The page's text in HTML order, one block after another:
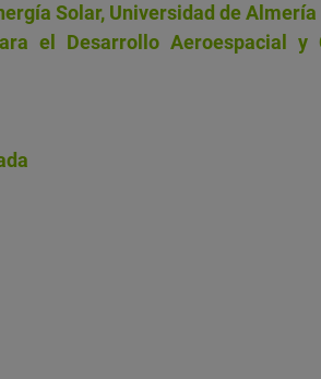
Solar, Universidad de Almería
el Desarrollo Aeroespacial y